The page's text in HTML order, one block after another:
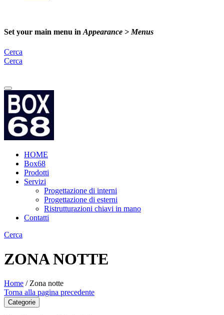
Set your main menu in Appearance > Menus
Cerca
Cerca
HOME
Box68
Prodotti
Servizi
Progettazione di interni
Progettazione di esterni
Ristrutturazioni chiavi in mano
Contatti
Cerca
ZONA NOTTE
Home /Zona notte
Torna alla pagina precedente
Categorie